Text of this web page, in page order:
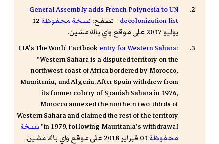
General Assembly adds French Polynesia to UN
decolonization list - تصفح: نسخة محفوظة 12
يوليو 2017 على موقع واي باك مشين.
CIA's The World Factbookentry for Western Sahara:
"Western Sahara is a disputed territory on the
northwest coast of Africa bordered by Morocco,
Mauritania, and Algeria. After Spain withdrew from
its former colony of Spanish Sahara in 1976,
Morocco annexed the northern two-thirds of
Western Sahara and claimed the rest of the territory
in 1979, following Mauritania's withdrawal" نسخة
محفوظة